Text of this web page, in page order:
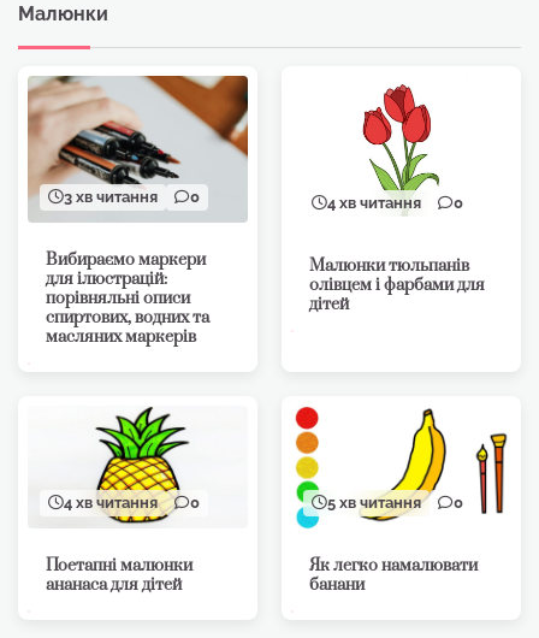
Малюнки
3 хв читання 0
Вибираємо маркери
для ілюстрацій:
порівняльні описи
спиртових, водних та
масляних маркерів
4 хв читання 0
Малюнки тюльпанів
олівцем і фарбами для
дітей
4 хв читання 0
Поетапні малюнки
ананаса для дітей
5 хв читання 0
Як легко намалювати
банани